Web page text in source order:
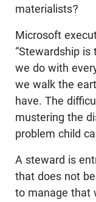
materialists?
Microsoft
“Stewardship
we do with
we walk the
have. The
mustering the
problem child
A steward is
that does not
to manage that